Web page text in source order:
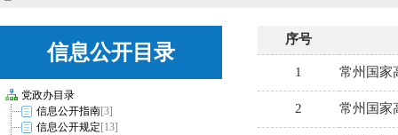
信息公开目录
党政办目录
信息公开指南[3]
信息公开规定[13]